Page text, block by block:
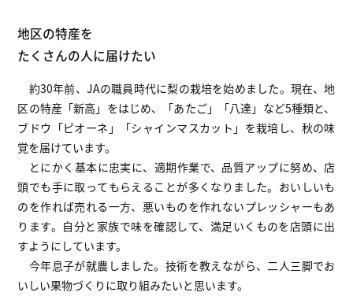
地区の特産を
たくさんの人に届けたい
約30年前、JAの職員時代に梨の栽培を始めました。現在、地
区の特産「新高」をはじめ、「あたご」「八達」など5種類と、
ブドウ「ピオーネ」「シャインマスカット」を栽培し、秋の味
覚を届けています。
とにかく基本に忠実に、適期作業で、品質アップに努め、店
頭でも手に取ってもらえることが多くなりました。おいしいも
のを作れば売れる一方、悪いものを作れないプレッシャーもあ
ります。自分と家族で味を確認して、満足いくものを店頭に出
すようにしています。
今年息子が就農しました。技術を教えながら、二人三脚でお
いしい果物づくりに取り組みたいと思います。